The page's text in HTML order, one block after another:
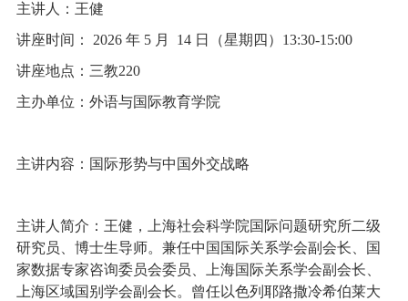
主讲人：王健
讲座时间： 2026 年 5 月 14 日（星期四）13:30-15:00
讲座地点：三教220
主办单位：外语与国际教育学院
主讲内容：国际形势与中国外交战略
主讲人简介：王健，上海社会科学院国际问题研究所二级
研究员、博士生导师。兼任中国国际关系学会副会长、国
家数据专家咨询委员会委员、上海国际关系学会副会长、
上海区域国别学会副会长。曾任以色列耶路撒冷希伯莱大